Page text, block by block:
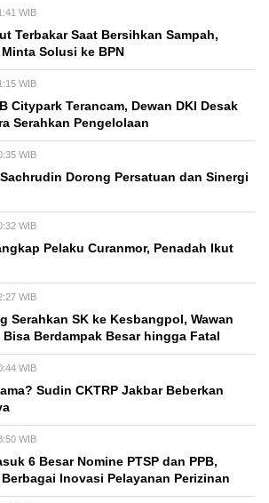
WIB
Terbakar Saat Bersihkan Sampah,
Solusi ke BPN
WIB
Citypark Terancam, Dewan DKI Desak
Serahkan Pengelolaan
WIB
Dorong Persatuan dan Sinergi
WIB
Pelaku Curanmor, Penadah Ikut
WIB
Serahkan SK ke Kesbangpol, Wawan
Bisa Berdampak Besar hingga Fatal
WIB
Sudin CKTRP Jakbar Beberkan
WIB
6 Besar Nomine PTSP dan PPB,
Inovasi Pelayanan Perizinan